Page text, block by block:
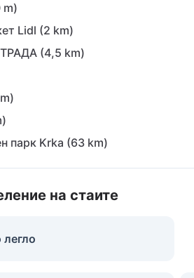
m)
Lidl (2 km)
(4,5 km)
парк Krka (63 km)
на стаите